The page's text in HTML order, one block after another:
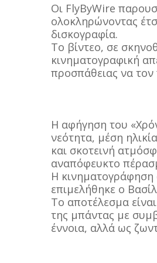
Οι FlyByWire
ολοκληρώνοντας
δισκογραφία.
Το βίντεο, σε
κινηματογραφική
προσπάθειας να τον
Η αφήγηση του
νεότητα, μέση
και σκοτεινή
αναπόφευκτο
Η
επιμελήθηκε ο
Το αποτέλεσμα
της μπάντας με
έννοια, αλλά ως